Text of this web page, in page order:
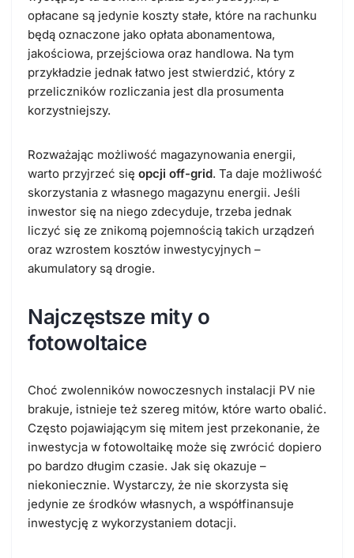
opłacane są jedynie koszty stałe, które na rachunku
będą oznaczone jako opłata abonamentowa,
jakościowa, przejściowa oraz handlowa. Na tym
przykładzie jednak łatwo jest stwierdzić, który z
przeliczników rozliczania jest dla prosumenta
korzystniejszy.
Rozważając możliwość magazynowania energii,
warto przyjrzeć się opcji off-grid. Ta daje możliwość
skorzystania z własnego magazynu energii. Jeśli
inwestor się na niego zdecyduje, trzeba jednak
liczyć się ze znikomą pojemnością takich urządzeń
oraz wzrostem kosztów inwestycyjnych –
akumulatory są drogie.
Najczęstsze mity o
fotowoltaice
Choć zwolenników nowoczesnych instalacji PV nie
brakuje, istnieje też szereg mitów, które warto obalić.
Często pojawiającym się mitem jest przekonanie, że
inwestycja w fotowoltaikę może się zwrócić dopiero
po bardzo długim czasie. Jak się okazuje –
niekoniecznie. Wystarczy, że nie skorzysta się
jedynie ze środków własnych, a współfinansuje
inwestycję z wykorzystaniem dotacji.